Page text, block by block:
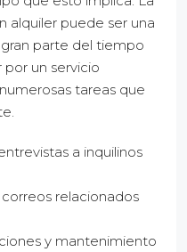
alquiler puede ser una
parte del tiempo
un servicio
tareas que
a inquilinos
relacionados
y mantenimiento